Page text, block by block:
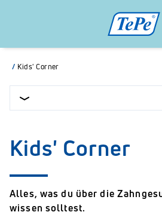
/ Kids' Corner
Kids' Corner
Alles, was du über die
wissen solltest.